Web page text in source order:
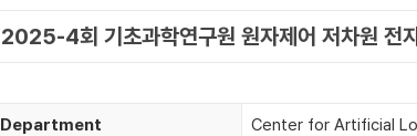
2025-4회 기초과학연구원 원자제어 저차원 전
Department Center for Artificial